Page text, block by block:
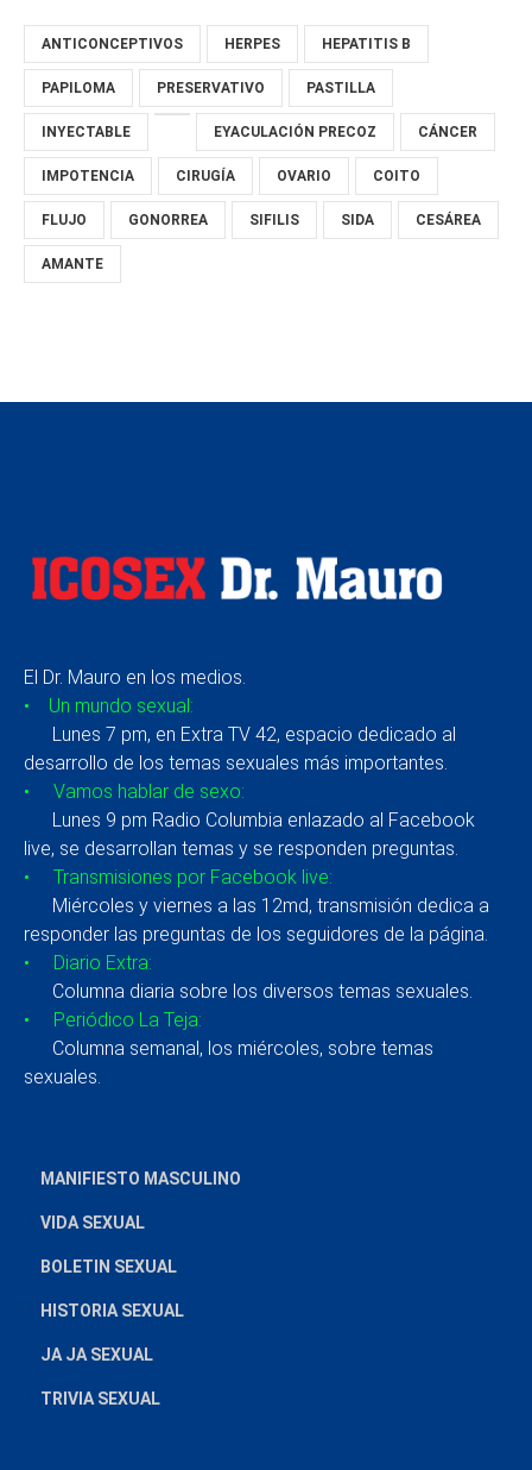
ANTICONCEPTIVOS HERPES HEPATITIS B
PAPILOMA PRESERVATIVO PASTILLA
INYECTABLE EYACULACIÓN PRECOZ CÁNCER
IMPOTENCIA CIRUGÍA OVARIO COITO
FLUJO GONORREA SIFILIS SIDA CESÁREA
AMANTE
El Dr. Mauro en los medios.
• Un mundo sexual:
Lunes 7 pm, en Extra TV 42, espacio dedicado al
desarrollo de los temas sexuales más importantes.
• Vamos hablar de sexo:
Lunes 9 pm Radio Columbia enlazado al Facebook
live, se desarrollan temas y se responden preguntas.
• Transmisiones por Facebook live:
Miércoles y viernes a las 12md, transmisión dedica a
responder las preguntas de los seguidores de la página.
• Diario Extra:
Columna diaria sobre los diversos temas sexuales.
• Periódico La Teja:
Columna semanal, los miércoles, sobre temas
sexuales.
MANIFIESTO MASCULINO
VIDA SEXUAL
BOLETIN SEXUAL
HISTORIA SEXUAL
JA JA SEXUAL
TRIVIA SEXUAL